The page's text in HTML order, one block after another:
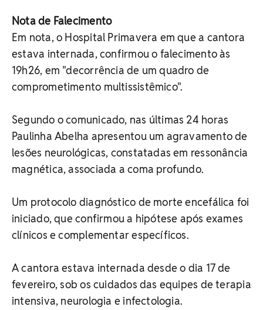
Nota de Falecimento
Em nota, o Hospital Primavera em que a cantora
estava internada, confirmou o falecimento às
19h26, em "decorrência de um quadro de
comprometimento multissistêmico".
Segundo o comunicado, nas últimas 24 horas
Paulinha Abelha apresentou um agravamento de
lesões neurológicas, constatadas em ressonância
magnética, associada a coma profundo.
Um protocolo diagnóstico de morte encefálica foi
iniciado, que confirmou a hipótese após exames
clínicos e complementar específicos.
A cantora estava internada desde o dia 17 de
fevereiro, sob os cuidados das equipes de terapia
intensiva, neurologia e infectologia.